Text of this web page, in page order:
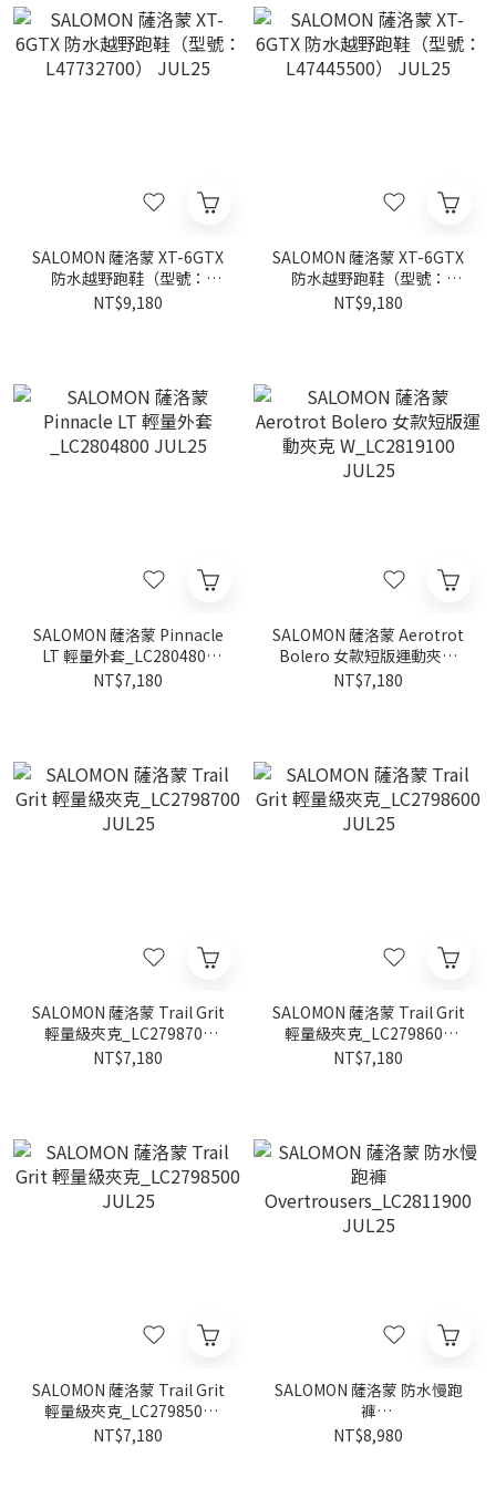
SALOMON 薩洛蒙 XT-6GTX
防水越野跑鞋（型號：
L47732700） JUL25
NT$9,180
SALOMON 薩洛蒙 XT-6GTX
防水越野跑鞋（型號：
L47445500） JUL25
NT$9,180
SALOMON 薩洛蒙 Pinnacle
LT 輕量外套_LC2804800
JUL25
NT$7,180
SALOMON 薩洛蒙 Aerotrot
Bolero 女款短版運動夾克
W_LC2819100 JUL25
NT$7,180
SALOMON 薩洛蒙 Trail Grit
輕量級夾克_LC2798700
JUL25
NT$7,180
SALOMON 薩洛蒙 Trail Grit
輕量級夾克_LC2798600
JUL25
NT$7,180
SALOMON 薩洛蒙 Trail Grit
輕量級夾克_LC2798500
JUL25
NT$7,180
SALOMON 薩洛蒙 防水慢跑
褲
Overtrousers_LC2811900
NT$8,980